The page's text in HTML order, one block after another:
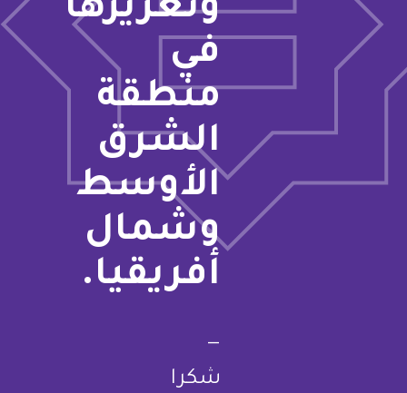
وتعزيزها
في
منطقة
الشرق
الأوسط
وشمال
أفريقيا.
—
شكرا